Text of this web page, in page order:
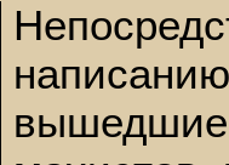
вышедшие